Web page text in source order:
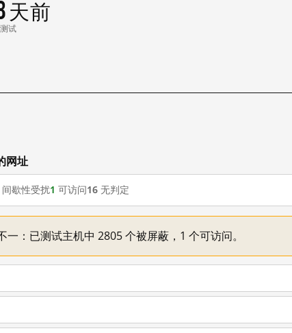
天前
试
网址
间歇性受扰1 可访问16 无判定
：已测试主机中 2805 个被屏蔽，1 个可访问。